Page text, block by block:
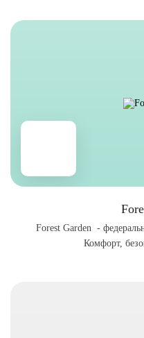
Forest Garden -
Комфорт,